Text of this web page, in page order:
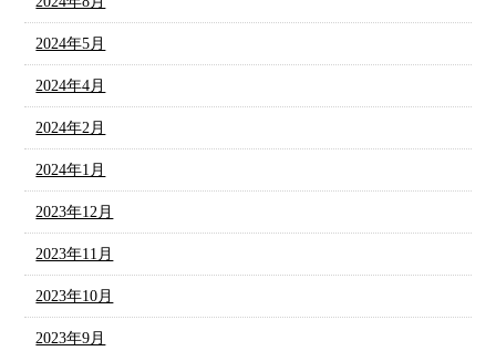
2024年5月
2024年4月
2024年2月
2024年1月
2023年12月
2023年11月
2023年10月
2023年9月